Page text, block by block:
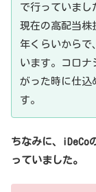
で行っていまし
現在の高配当株
年くらいからで
います。コロナ
がった時に仕込
す。
ちなみに、iDeCo
っていました。